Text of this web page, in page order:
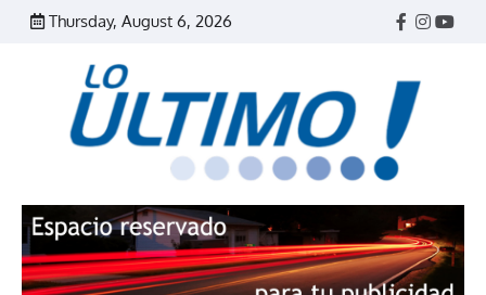
Skip
Thursday, August 6, 2026
Facebook